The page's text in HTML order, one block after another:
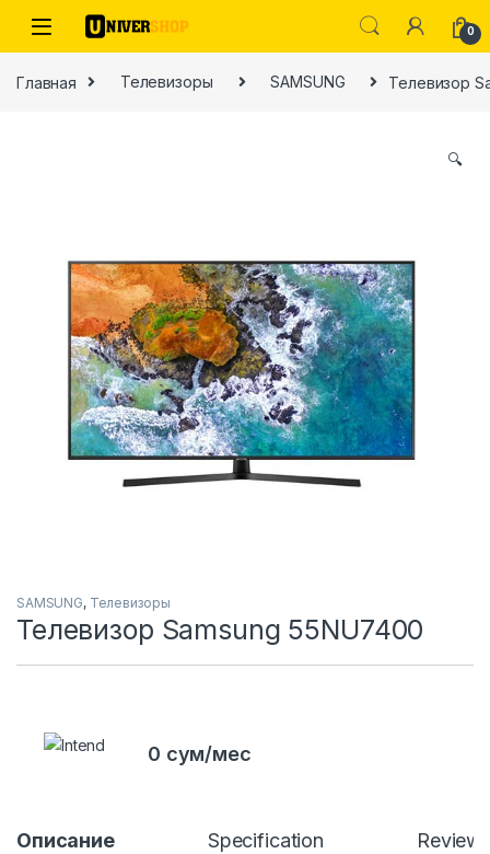
Skip to navigation
Skip to content
0
Главная Телевизоры SAMSUNG Телевизор
🔍
SAMSUNG, Телевизоры
Телевизор Samsung 55NU7400
0 сум/мес
Описание Specification